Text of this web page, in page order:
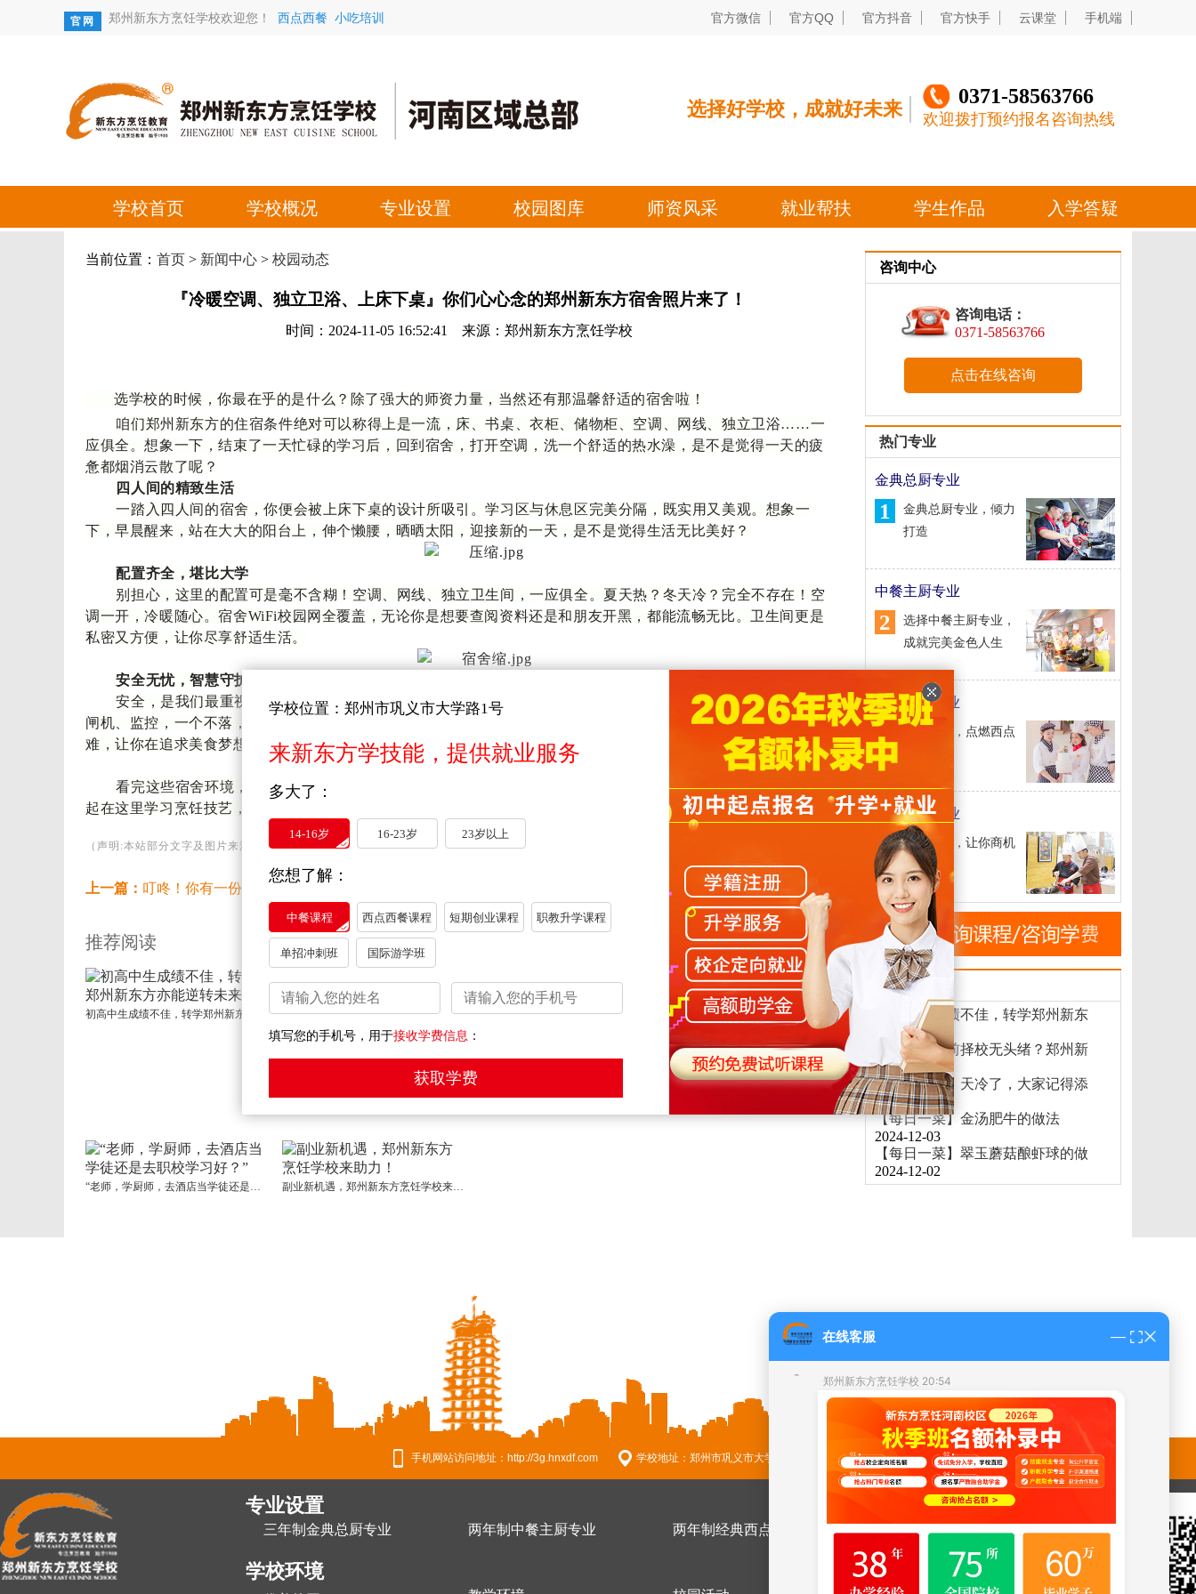
当前位置： 首页 > 新闻中心 > 校园动态
『冷暖空调、独立卫浴、上床下桌』你们心心念的郑州新东方宿舍照片来了！
时间：2024-11-05 16:52:41 来源：郑州新东方烹饪学校
选学校的时候 ，你最在乎的是什么 ？除了强大的师资力量，当然还有那温馨舒适的宿舍啦！
咱们郑州新东方的住宿条件绝对可以称得上是一流，床、书桌、衣柜、储物柜、空调、网线、独立卫浴……一
应俱全。想象一下，结束了一天忙碌的学习后，回到宿舍，打开空调，洗一个舒适的热水澡，是不是觉得一天的疲
惫都烟消云散了呢？
四 人间的精致生活
一踏入四人间的宿舍，你便会被上床下桌的设计所吸引。学习区与休息区完美分隔，既实用又美观。想象一
下 ，早晨醒来，站在大大的阳台上，伸个懒腰，晒晒太阳，迎接新的一天，是不是觉得生活无比美好？
配置齐全，堪比大学
别担心，这里的配置可是毫不含糊！空调、网线、独立卫生间，一应俱全。夏天热？冬天冷？完全不存在！空
调一开，冷暖随心。宿舍WiFi校园网全覆盖，无论你是想要查阅资料还是和朋友开黑，都能流畅无比。卫生间更是
私密又方便，让你尽享舒适生活。
安全无忧，智慧守护
安全，是我们最重视的！郑州新东方烹饪学校的学生公寓楼采用了智慧校园管理系统，全天候守护你的安全。
闸机、 监控，一个不落，让你在校园里的每一步都安心踏实。还有宿管室的老师们，
24小时在线，随时为你排忧解
难，让你在追求美食梦想的道路上无后顾之忧。
看完这些宿舍环境，你
是不是也对郑州新东方烹饪学校多了一份了解，多了一丝憧憬呢？快来加入我们吧，一
起在这里学习烹饪技艺，开启美食之旅！
（声明:本站部分文字及图片来源于网络，版权归原作者所有，如有侵权，请及时联系，我们会尽快处理。）
上一篇： 叮咚！你有一份小吃创业指南待查收 精装朋友圈，毛坯人生？郑州新东方可不是这样的
推荐阅读
初高中生提前择校无头绪？郑州新东方烹饪学校等你来实地考察！
【每日一菜】金汤肥牛的做法
【每日一菜】翠玉蘑菇酿虾球的做法
“老师，学厨师，去酒店当学徒还是去职校学习好？” 副业新机遇，郑州新东方烹饪学校来助力！
咨询中心
咨询电话：
0371-58563766
点击在线咨询
热门专业
金典总厨专业
1
金典总厨专业，倾力
打造
中餐主厨专业
2
选择中餐主厨专业，
成就完美金色人生
经典西点专业
3
经典西点，点燃西点
短期特色专业
4
短期专业，让你商机
无限
新闻速递
初高中生成绩不佳，转学郑州新东
2024-12-04
初高中生提前择校无头绪？郑州新
2024-12-03
【御寒模式】天冷了，大家记得添
2024-12-03
【每日一菜】金汤肥牛的做法
2024-12-03
【每日一菜】翠玉蘑菇酿虾球的做
2024-12-02
学校位置：郑州市巩义市大学路1号
来新东方学技能，提供就业服务
多大了：
14-16岁 16-23岁 23岁以上
您想了解：
中餐课程 西点西餐课程 短期创业课程 职教升学课程
单招冲刺班 国际游学班
填写您的手机号，用于接收学费信息 ：
在线客服
郑州新东方烹饪学校 20:54
郑州新东方烹饪学校 20:54
#2026年热门专业名额火热抢定中#
您好，这里是新东方烹饪官方预约平台！技能+升学+就
业！
不看成绩免试入学，初中，高中，中专生均可报名！
②【就业专业】校企定向委培，引荐就业单位；
③ 现在咨询报名可享企业助学金，报销路费；
您可以留下
“姓名+手机号码”在线接收【招生简章】，免
郑州新东方烹饪学校 20:54
我校开设中餐烹饪、西点西餐、无人机、形象设计、升学